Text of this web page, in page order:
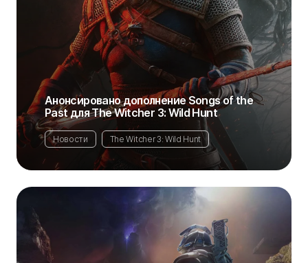
Анонсировано дополнение Songs of the
Past для The Witcher 3: Wild Hunt
Новости The Witcher 3: Wild Hunt